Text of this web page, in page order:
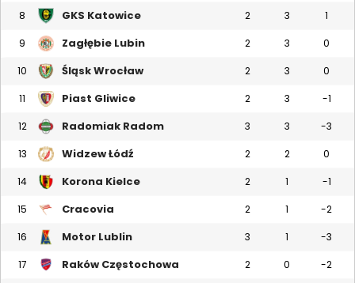
8 GKS Katowice 2 3 1
9 Zagłębie Lubin 2 3 0
10 Śląsk Wrocław 2 3 0
11 Piast Gliwice 2 3 -1
12 Radomiak Radom 3 3 -3
13 Widzew Łódź 2 2 0
14 Korona Kielce 2 1 -1
15 Cracovia 2 1 -2
16 Motor Lublin 3 1 -3
17 Raków Częstochowa 2 0 -2